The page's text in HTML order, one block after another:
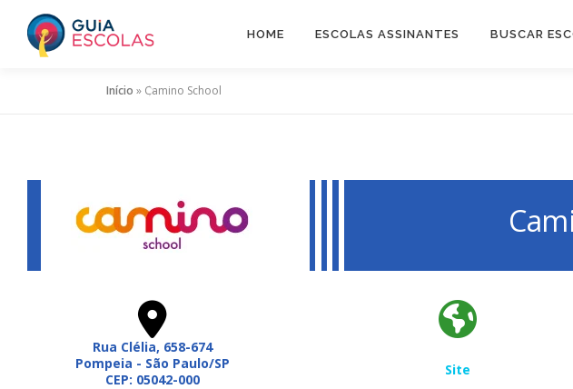
HOME ESCOLAS ASSINANTES BUSCAR
Início » Camino School
Rua Clélia, 658-674
Pompeia - São Paulo/SP
CEP: 05042-000
Site